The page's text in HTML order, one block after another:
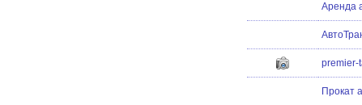
Аренда
premier-
Прокат